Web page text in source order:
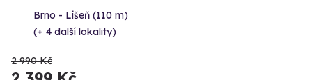
Brno - Líšeň (110 m)
(+ 4 další lokality)
2 990 Kč